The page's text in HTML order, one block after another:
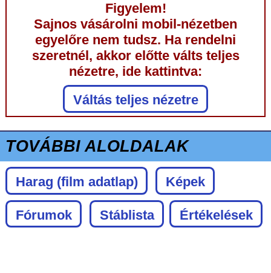
Figyelem!
Sajnos vásárolni mobil-nézetben
egyelőre nem tudsz. Ha rendelni
szeretnél, akkor előtte válts teljes
nézetre, ide kattintva:
Váltás teljes nézetre
TOVÁBBI ALOLDALAK
Harag (film adatlap) Képek
Fórumok Stáblista Értékelések